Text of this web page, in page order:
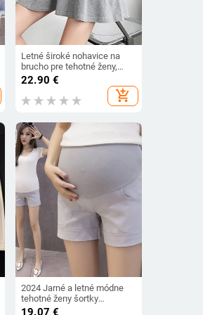
Letné široké nohavice na
brucho pre tehotné ženy,
tehotenské nohavice s
vysokým pásom, voľné
ležérne športové krátke
nohavice z bavlnených
22.90 €
add_shopping_cart
2024 Jarné a letné módne
tehotné ženy šortky
jednofarebné ležérne brušné
19.07 €